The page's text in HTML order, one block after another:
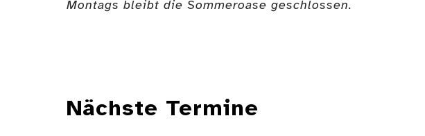
Montags bleibt die Sommeroase geschlossen.
Nächste Termine